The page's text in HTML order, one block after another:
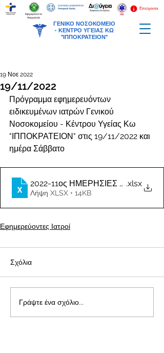
ΓΕΝΙΚΟ ΝΟΣΟΚΟΜΕΙΟ
- ΚΕΝΤΡΟ ΥΓΕΙΑΣ ΚΩ
"ΙΠΠΟΚΡΑΤΕΙΟΝ"
Επείγοντα
Εφημερεύοντα
Φαρμακεία
19/11/2022
19 Νοε 2022
Πρόγραμμα εφημερευόντων
ειδικευμένων ιατρών Γενικού
Νοσοκομείου - Κέντρου Υγείας Κω
"ΙΠΠΟΚΡΑΤΕΙΟΝ" στις 19/11/2022 και
ημέρα Σάββατο
2022-11ος ΗΜΕΡΗΣΙΕΣ .xlsx
Λήψη XLSX • 14KB
Εφημερεύοντες Ιατροί
Σχόλια
Γράψτε ένα σχόλιο...